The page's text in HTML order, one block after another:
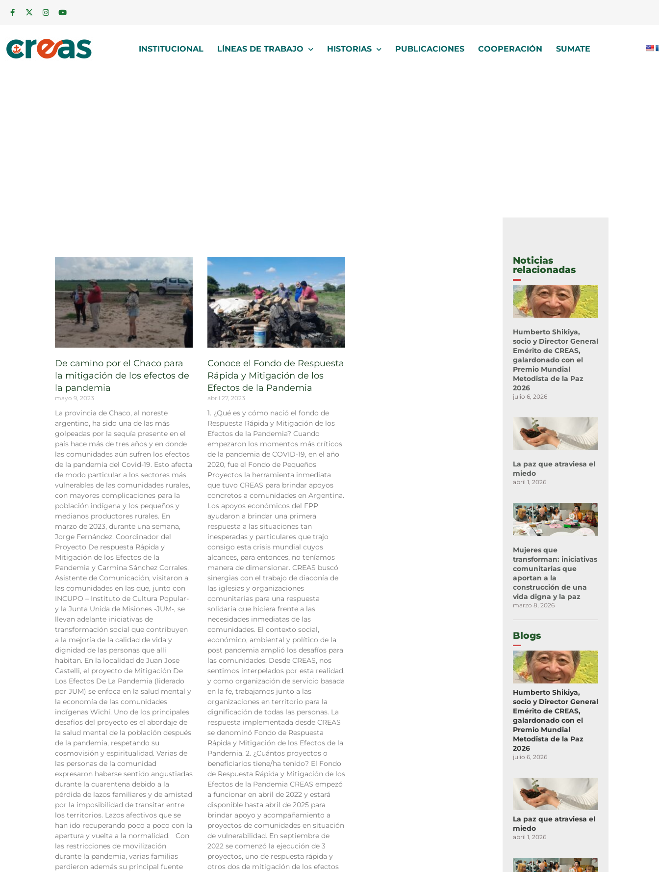
INSTITUCIONAL LÍNEAS DE TRABAJO HISTORIAS PUBLICACIONES COOPERACIÓN SUMATE
De camino por el Chaco para
la mitigación de los efectos de
la pandemia
mayo 9, 2023
La provincia de Chaco, al noreste
argentino, ha sido una de las más
golpeadas por la sequía presente en el
país hace más de tres años y en donde
las comunidades aún sufren los efectos
de la pandemia del Covid-19. Esto afecta
de modo particular a los sectores más
vulnerables de las comunidades rurales,
con mayores complicaciones para la
población indígena y los pequeños y
medianos productores rurales. En
marzo de 2023, durante una semana,
Jorge Fernández, Coordinador del
Proyecto De respuesta Rápida y
Mitigación de los Efectos de la
Pandemia y Carmina Sánchez Corrales,
Asistente de Comunicación, visitaron a
las comunidades en las que, junto con
INCUPO – Instituto de Cultura Popular-
y la Junta Unida de Misiones -JUM-, se
llevan adelante iniciativas de
transformación social que contribuyen
a la mejoría de la calidad de vida y
dignidad de las personas que allí
habitan. En la localidad de Juan Jose
Castelli, el proyecto de Mitigación De
Los Efectos De La Pandemia (liderado
por JUM) se enfoca en la salud mental y
la economía de las comunidades
indígenas Wichí. Uno de los principales
desafíos del proyecto es el abordaje de
la salud mental de la población después
de la pandemia, respetando su
cosmovisión y espiritualidad. Varias de
las personas de la comunidad
expresaron haberse sentido angustiadas
durante la cuarentena debido a la
pérdida de lazos familiares y de amistad
por la imposibilidad de transitar entre
los territorios. Lazos afectivos que se
han ido recuperando poco a poco con la
apertura y vuelta a la normalidad. Con
las restricciones de movilización
durante la pandemia, varias familias
perdieron además su principal fuente
Conoce el Fondo de Respuesta
Rápida y Mitigación de los
Efectos de la Pandemia
abril 27, 2023
1. ¿Qué es y cómo nació el fondo de
Respuesta Rápida y Mitigación de los
Efectos de la Pandemia? Cuando
empezaron los momentos más críticos
de la pandemia de COVID-19, en el año
2020, fue el Fondo de Pequeños
Proyectos la herramienta inmediata
que tuvo CREAS para brindar apoyos
concretos a comunidades en Argentina.
Los apoyos económicos del FPP
ayudaron a brindar una primera
respuesta a las situaciones tan
inesperadas y particulares que trajo
consigo esta crisis mundial cuyos
alcances, para entonces, no teníamos
manera de dimensionar. CREAS buscó
sinergias con el trabajo de diaconía de
las iglesias y organizaciones
comunitarias para una respuesta
solidaria que hiciera frente a las
necesidades inmediatas de las
comunidades. El contexto social,
económico, ambiental y político de la
post pandemia amplió los desafíos para
las comunidades. Desde CREAS, nos
sentimos interpelados por esta realidad,
y como organización de servicio basada
en la fe, trabajamos junto a las
organizaciones en territorio para la
dignificación de todas las personas. La
respuesta implementada desde CREAS
se denominó Fondo de Respuesta
Rápida y Mitigación de los Efectos de la
Pandemia. 2. ¿Cuántos proyectos o
beneficiarios tiene/ha tenido? El Fondo
de Respuesta Rápida y Mitigación de los
Efectos de la Pandemia CREAS empezó
a funcionar en abril de 2022 y estará
disponible hasta abril de 2025 para
brindar apoyo y acompañamiento a
proyectos de comunidades en situación
de vulnerabilidad. En septiembre de
2022 se comenzó la ejecución de 3
proyectos, uno de respuesta rápida y
otros dos de mitigación de los efectos
Noticias
relacionadas
Humberto Shikiya,
socio y Director General
Emérito de CREAS,
galardonado con el
Premio Mundial
Metodista de la Paz
2026
julio 6, 2026
La paz que atraviesa el
miedo
abril 1, 2026
Mujeres que
transforman: iniciativas
comunitarias que
aportan a la
construcción de una
vida digna y la paz
marzo 8, 2026
Blogs
Humberto Shikiya,
socio y Director General
Emérito de CREAS,
galardonado con el
Premio Mundial
Metodista de la Paz
2026
julio 6, 2026
La paz que atraviesa el
miedo
abril 1, 2026